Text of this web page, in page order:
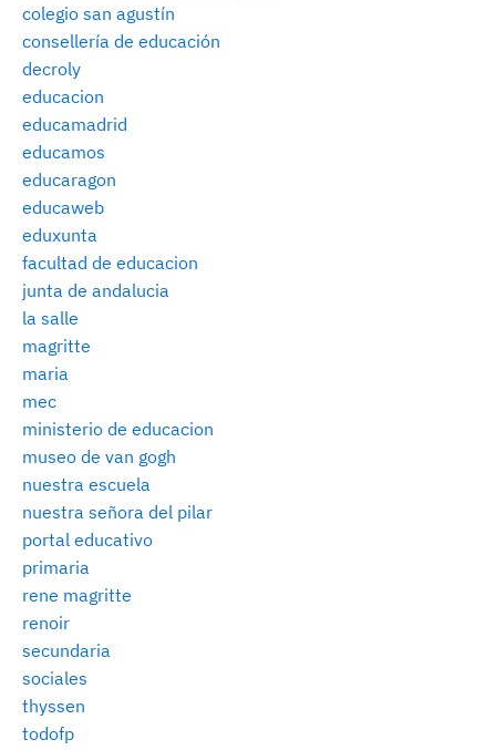
colegio san agustín
consellería de educación
decroly
educacion
educamadrid
educamos
educaragon
educaweb
eduxunta
facultad de educacion
junta de andalucia
la salle
magritte
maria
mec
ministerio de educacion
museo de van gogh
nuestra escuela
nuestra señora del pilar
portal educativo
primaria
rene magritte
renoir
secundaria
sociales
thyssen
todofp